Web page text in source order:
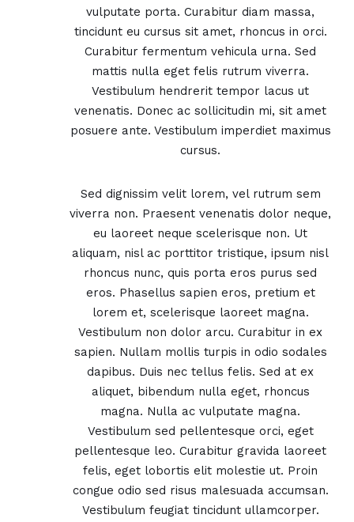
vulputate porta. Curabitur diam massa,
tincidunt eu cursus sit amet, rhoncus in orci.
Curabitur fermentum vehicula urna. Sed
mattis nulla eget felis rutrum viverra.
Vestibulum hendrerit tempor lacus ut
venenatis. Donec ac sollicitudin mi, sit amet
posuere ante. Vestibulum imperdiet maximus
cursus.
Sed dignissim velit lorem, vel rutrum sem
viverra non. Praesent venenatis dolor neque,
eu laoreet neque scelerisque non. Ut
aliquam, nisl ac porttitor tristique, ipsum nisl
rhoncus nunc, quis porta eros purus sed
eros. Phasellus sapien eros, pretium et
lorem et, scelerisque laoreet magna.
Vestibulum non dolor arcu. Curabitur in ex
sapien. Nullam mollis turpis in odio sodales
dapibus. Duis nec tellus felis. Sed at ex
aliquet, bibendum nulla eget, rhoncus
magna. Nulla ac vulputate magna.
Vestibulum sed pellentesque orci, eget
pellentesque leo. Curabitur gravida laoreet
felis, eget lobortis elit molestie ut. Proin
congue odio sed risus malesuada accumsan.
Vestibulum feugiat tincidunt ullamcorper.